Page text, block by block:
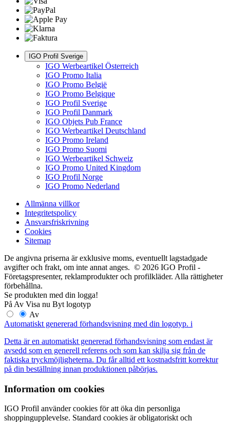
IGO Profil Sverige
IGO Werbeartikel Österreich
IGO Promo Italia
IGO Promo België
IGO Promo Belgique
IGO Profil Sverige
IGO Profil Danmark
IGO Objets Pub France
IGO Werbeartikel Deutschland
IGO Promo Ireland
IGO Promo Suomi
IGO Werbeartikel Schweiz
IGO Promo United Kingdom
IGO Profil Norge
IGO Promo Nederland
Allmänna villkor
Integritetspolicy
Ansvarsfriskrivning
Cookies
Sitemap
De angivna priserna är exklusive moms, eventuellt lagstadgade
avgifter och frakt, om inte annat anges. © 2026 IGO Profil -
Företagspresenter, reklamprodukter och profilkläder. Alla rättigheter
förbehållna.
Se produkten med din logga!
På Av Visa nu Byt logotyp
Av
Automatiskt genererad förhandsvisning med din logotyp. i
Detta är en automatiskt genererad förhandsvisning som endast är
avsedd som en generell referens och som kan skilja sig från de
faktiska tryckmöjligheterna. Du får alltid ett kostnadsfritt korrektur
på din beställning innan produktionen påbörjas.
Information om cookies
IGO Profil använder cookies för att öka din personliga
shoppingupplevelse. Standard cookies är obligatoriskt och